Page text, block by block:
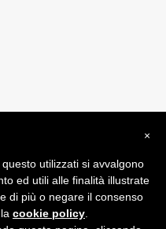
Misura srl
- Terms and Conditions
×
utilizzati si avvalgono
ed utili alle finalità illustrate
di più o negare il consenso
cookie policy